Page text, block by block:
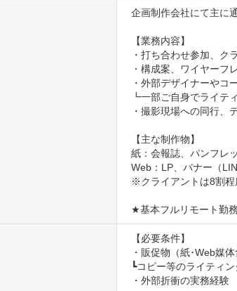
企画制作会社にて主に
【業務内容】
・打ち合わせ参加、ク
・構成案、ワイヤーフ
・外部デザイナーやコ
┗一部ご自身でライテ
・撮影現場への同行、
【主な制作物】
紙：会報誌、パンフレ
Web：LP、バナー（
※クライアントは8割程
★基本フルリモート勤
【必要条件】
・販促物（紙･Web媒
┗コピー等のライティ
・外部折衝の実務経験